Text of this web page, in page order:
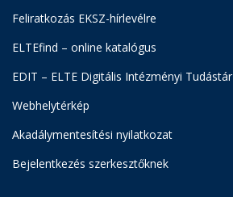
Feliratkozás EKSZ-hírlevélre
ELTEfind – online katalógus
EDIT – ELTE Digitális Intézményi Tudástár
Webhelytérkép
Akadálymentesítési nyilatkozat
Bejelentkezés szerkesztőknek